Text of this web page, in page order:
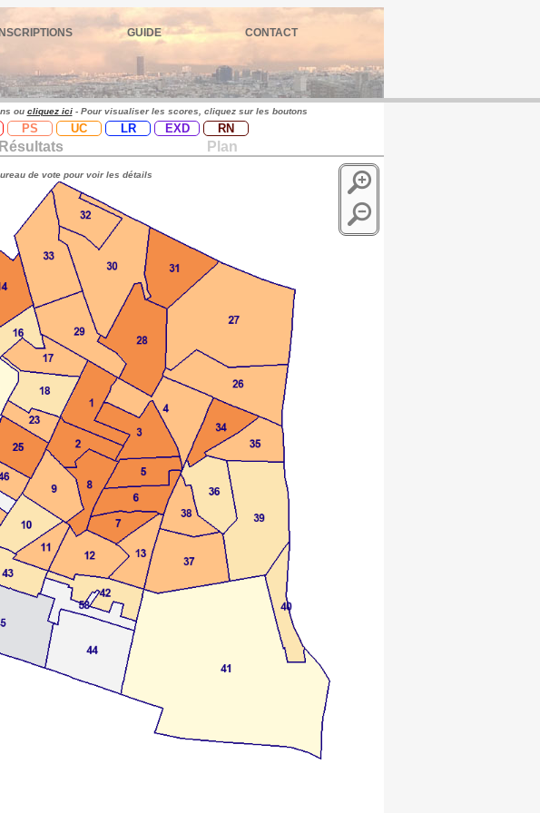
GUIDE CONTACT
ou cliquez ici- Pour visualiser les scores, cliquez sur les boutons
PS UC LR EXD RN
Résultats Plan
de vote pour voir les détails